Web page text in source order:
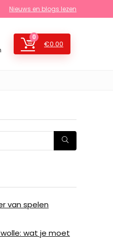
Nieuws en blogs lezen
0
€0.00
van spelen
wat je moet